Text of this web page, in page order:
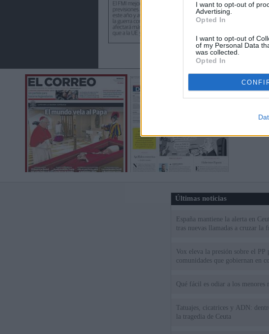
I want to opt-out of
Advertising.
Opted In
I want to opt-out of
of my Personal Data
was collected.
Opted In
Últimas noticias
España mantiene la alerta en
tras nuevas llamadas a cruzar la
Vox eleva la presión sobre el PP
comunidades que gobiernan en
Qué fácil es odiar a los menores
Tatuajes, cicatrices y ADN:
la tragedia de Ceuta